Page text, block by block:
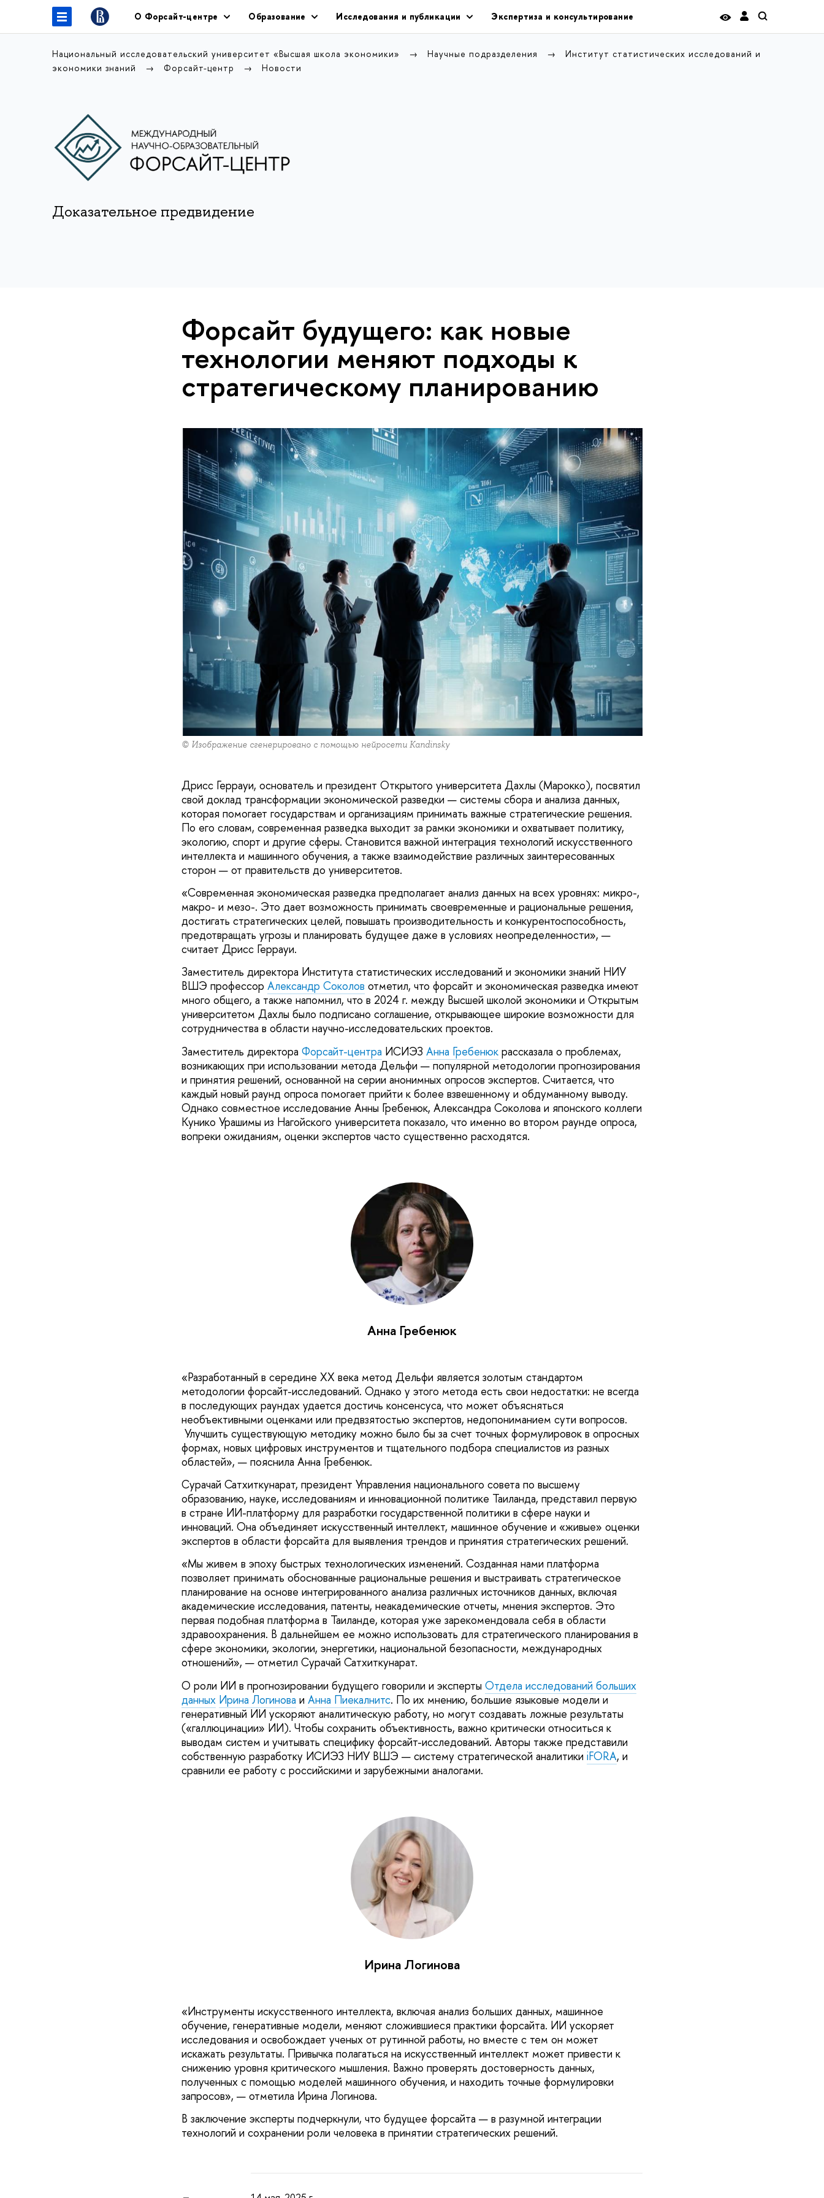
О Форсайт-центре Образование Исследования и публикации Экспертиза и консультирование
Национальный исследовательский университет «Высшая школа экономики» Научные подразделения
Институт статистических исследований и
экономики знаний
Форсайт-центр Новости
Доказательное предвидение
Форсайт будущего: как новые
технологии меняют подходы к
стратегическому планированию
© Изображение сгенерировано с помощью нейросети Kandinsky
Дрисс Геррауи, основатель и президент Открытого университета Дахлы (Марокко), посвятил
свой доклад трансформации экономической разведки — системы сбора и анализа данных,
которая помогает государствам и организациям принимать важные стратегические решения.
По его словам, современная разведка выходит за рамки экономики и охватывает политику,
экологию, спорт и другие сферы. Становится важной интеграция технологий искусственного
интеллекта и машинного обучения, а также взаимодействие различных заинтересованных
сторон — от правительств до университетов.
«Современная экономическая разведка предполагает анализ данных на всех уровнях: микро-,
макро- и мезо-. Это дает возможность принимать своевременные и рациональные решения,
достигать стратегических целей, повышать производительность и конкурентоспособность,
предотвращать угрозы и планировать будущее даже в условиях неопределенности», —
считает Дрисс Геррауи.
Заместитель директора Института статистических исследований и экономики знаний НИУ
ВШЭ профессор Александр Соколов отметил, что форсайт и экономическая разведка имеют
много общего, а также напомнил, что в 2024 г. между Высшей школой экономики и Открытым
университетом Дахлы было подписано соглашение, открывающее широкие возможности для
сотрудничества в области научно-исследовательских проектов.
Заместитель директора Форсайт-центра ИСИЭЗ Анна Гребенюкрассказала о проблемах,
возникающих при использовании метода Дельфи — популярной методологии прогнозирования
и принятия решений, основанной на серии анонимных опросов экспертов. Считается, что
каждый новый раунд опроса помогает прийти к более взвешенному и обдуманному выводу.
Однако совместное исследование Анны Гребенюк, Александра Соколова и японского коллеги
Кунико Урашимы из Нагойского университета показало, что именно во втором раунде опроса,
вопреки ожиданиям, оценки экспертов часто существенно расходятся.
Анна Гребенюк
«Разработанный в середине XX века метод Дельфи является золотым стандартом
методологии форсайт-исследований. Однако у этого метода есть свои недостатки: не всегда
в последующих раундах удается достичь консенсуса, что может объясняться
необъективными оценками или предвзятостью экспертов, недопониманием сути вопросов.
Улучшить существующую методику можно было бы за счет точных формулировок в опросных
формах, новых цифровых инструментов и тщательного подбора специалистов из разных
областей», — пояснила Анна Гребенюк.
Сурачай Сатхиткунарат, президент Управления национального совета по высшему
образованию, науке, исследованиям и инновационной политике Таиланда, представил первую
в стране ИИ-платформу для разработки государственной политики в сфере науки и
инноваций. Она объединяет искусственный интеллект, машинное обучение и «живые» оценки
экспертов в области форсайта для выявления трендов и принятия стратегических решений.
«Мы живем в эпоху быстрых технологических изменений. Созданная нами платформа
позволяет принимать обоснованные рациональные решения и выстраивать стратегическое
планирование на основе интегрированного анализа различных источников данных, включая
академические исследования, патенты, неакадемические отчеты, мнения экспертов. Это
первая подобная платформа в Таиланде, которая уже зарекомендовала себя в области
здравоохранения. В дальнейшем ее можно использовать для стратегического планирования в
сфере экономики, экологии, энергетики, национальной безопасности, международных
отношений», — отметил Сурачай Сатхиткунарат.
О роли ИИ в прогнозировании будущего говорили и эксперты Отдела исследований больших
данных Ирина Логинова и Анна Пиекалнитс. По их мнению, большие языковые модели и
генеративный ИИ ускоряют аналитическую работу, но могут создавать ложные результаты
(«галлюцинации» ИИ). Чтобы сохранить объективность, важно критически относиться к
выводам систем и учитывать специфику форсайт-исследований. Авторы также представили
собственную разработку ИСИЭЗ НИУ ВШЭ — систему стратегической аналитики iFORA, и
сравнили ее работу с российскими и зарубежными аналогами.
Ирина Логинова
«Инструменты искусственного интеллекта, включая анализ больших данных, машинное
обучение, генеративные модели, меняют сложившиеся практики форсайта. ИИ ускоряет
исследования и освобождает ученых от рутинной работы, но вместе с тем он может
искажать результаты. Привычка полагаться на искусственный интеллект может привести к
снижению уровня критического мышления. Важно проверять достоверность данных,
полученных с помощью моделей машинного обучения, и находить точные формулировки
запросов», — отметила Ирина Логинова.
В заключение эксперты подчеркнули, что будущее форсайта — в разумной интеграции
технологий и сохранении роли человека в принятии стратегических решений.